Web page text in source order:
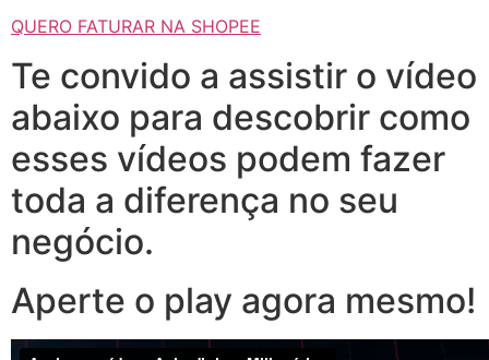
QUERO FATURAR NA SHOPEE
Te convido a assistir o vídeo
abaixo para descobrir como
esses vídeos podem fazer
toda a diferença no seu
negócio.
Aperte o play agora mesmo!